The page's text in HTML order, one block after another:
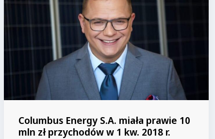
Columbus Energy S.A. miała prawie 10
mln zł przychodów w 1 kw. 2018 r.